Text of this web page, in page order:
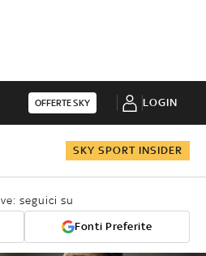
OFFERTE SKY LOGIN
SKY SPORT INSIDER
seguici su
Fonti Preferite